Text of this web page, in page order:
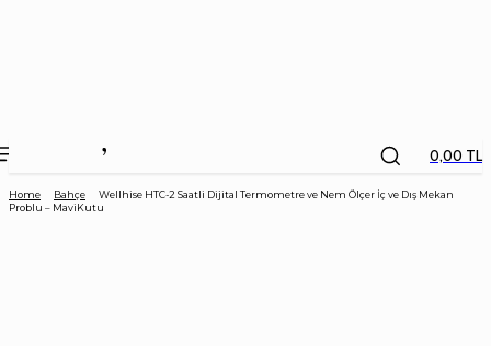
0,00 TL
Home Bahçe
Wellhise HTC-2 Saatli Dijital Termometre ve Nem Ölçer İç ve Dış Mekan
Problu – MaviKutu